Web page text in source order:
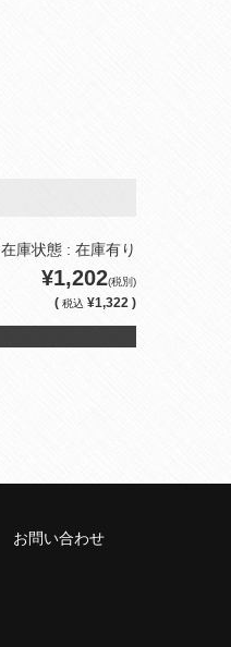
在庫状態 : 在庫有り
¥1,202(税別)
( 税込 ¥1,322 )
お問い合わせ